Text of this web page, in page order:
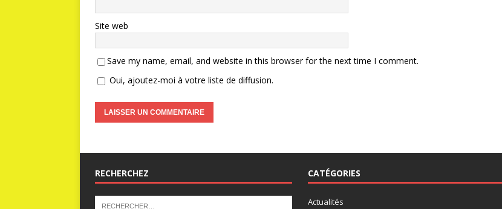
Site web
Save my name, email, and website in this browser for the next time I comment.
Oui, ajoutez-moi à votre liste de diffusion.
RECHERCHEZ CATÉGORIES
Actualités